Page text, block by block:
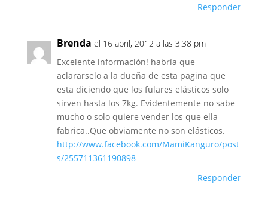
Responder
Brenda el 16 abril, 2012 a las 3:38 pm
Excelente información! habría que
aclararselo a la dueña de esta pagina que
esta diciendo que los fulares elásticos solo
sirven hasta los 7kg. Evidentemente no sabe
mucho o solo quiere vender los que ella
fabrica..Que obviamente no son elásticos.
http://www.facebook.com/MamiKanguro/post
s/255711361190898
Responder